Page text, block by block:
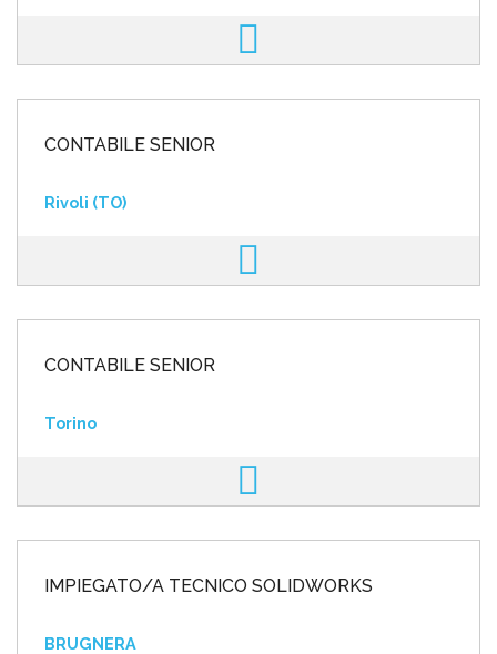
CONTABILE SENIOR
Rivoli (TO)
CONTABILE SENIOR
Torino
IMPIEGATO/A TECNICO SOLIDWORKS
BRUGNERA